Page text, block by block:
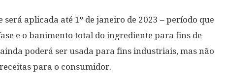
será aplicada até 1º de janeiro de 2023 – período que
e o banimento total do ingrediente para fins de
poderá ser usada para fins industriais, mas não
para o consumidor.